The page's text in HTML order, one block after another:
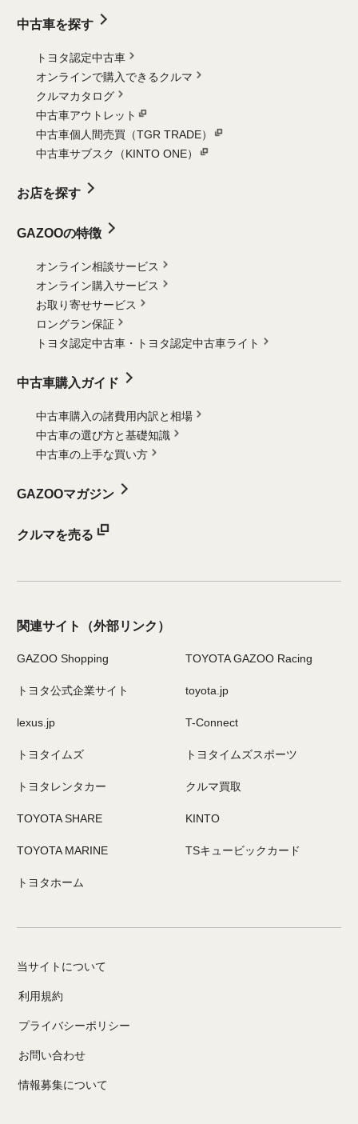
中古車を探す
トヨタ認定中古車
オンラインで購入できるクルマ
クルマカタログ
中古車アウトレット
中古車個人間売買（TGR TRADE）
中古車サブスク（KINTO ONE）
お店を探す
GAZOOの特徴
オンライン相談サービス
オンライン購入サービス
お取り寄せサービス
ロングラン保証
トヨタ認定中古車・
トヨタ認定中古車ライト
中古車購入ガイド
中古車購入の諸費用内訳と相場
中古車の選び方と基礎知識
中古車の上手な買い方
GAZOOマガジン
クルマを売る
関連サイト （外部リンク）
GAZOO Shopping TOYOTA GAZOO Racing
トヨタ公式企業サイト toyota.jp
lexus.jp T-Connect
トヨタイムズ トヨタイムズスポーツ
トヨタレンタカー クルマ買取
TOYOTA SHARE KINTO
TOYOTA MARINE TSキュービックカード
トヨタホーム
当サイトについて
利用規約
プライバシーポリシー
お問い合わせ
情報募集について